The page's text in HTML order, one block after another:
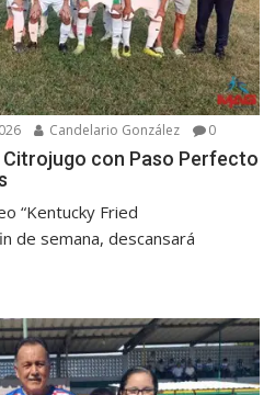
Candelario González 0
con Paso Perfecto
“Kentucky Fried
de semana, descansará